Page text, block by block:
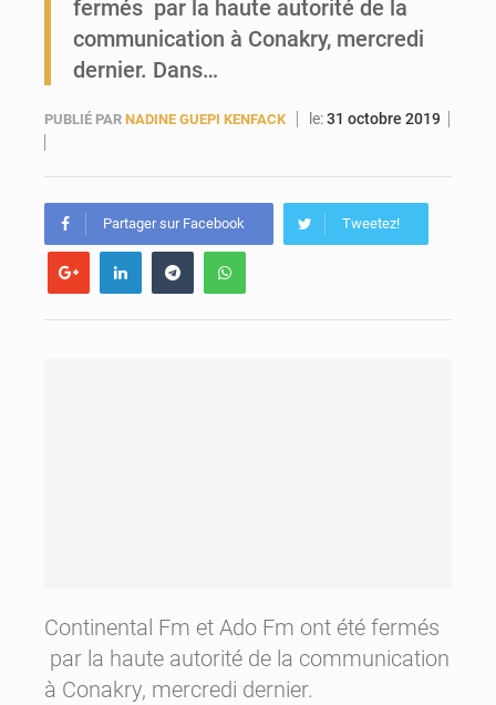
Forces Vives en Guinée : la coalition critique la gestion de Mamadi Doumbouya
fermés par la haute autorité de la
communication à Conakry, mercredi
dernier. Dans…
PUBLIÉ PAR NADINE GUEPI KENFACK le:31 octobre 2019
Partager sur Facebook Tweetez!
Continental Fm et Ado Fm ont été fermés
par la haute autorité de la communication
à Conakry, mercredi dernier.